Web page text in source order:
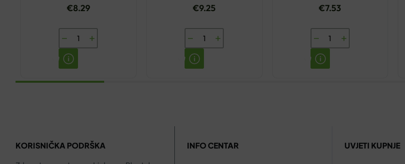
€8.29
BIOVITALIS
JAGLAC
SIRUP
200ML
€9.25
AQUA
MARIS
HYPERTONIC
€7.53
AQUA
MARIS
CLASSIC
KORISNIČKA PODRŠKA INFO CENTAR UVJETI KUPNJE